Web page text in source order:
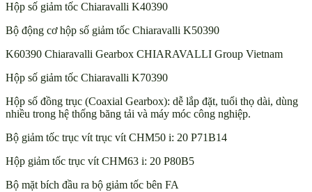
Hộp số giảm tốc Chiaravalli K40390
Bộ động cơ hộp số giảm tốc Chiaravalli K50390
K60390 Chiaravalli Gearbox CHIARAVALLI Group Vietnam
Hộp số giảm tốc Chiaravalli K70390
Hộp số đồng trục (Coaxial Gearbox): dễ lắp đặt, tuổi thọ dài, dùng
nhiều trong hệ thống băng tải và máy móc công nghiệp.
Bộ giảm tốc trục vít trục vít CHM50 i: 20 P71B14
Hộp giảm tốc trục vít CHM63 i: 20 P80B5
Bộ mặt bích đầu ra bộ giảm tốc bên FA